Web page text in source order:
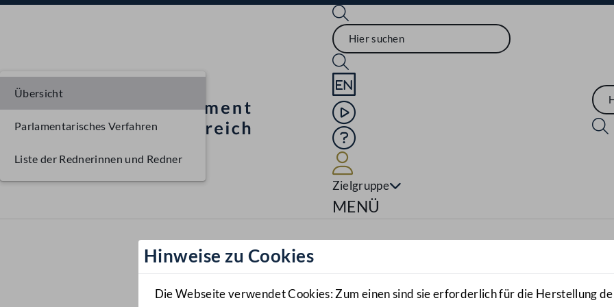
Sprache English
Mediathek
Hilfe
Zielgruppe
Navigationsmenü öffnen
MENÜ
Hinweise zu Cookies
Die Webseite verwendet Cookies: Zum einen sind sie erforderlich für die Herstellung
Übersicht
Parlamentarisches Verfahren
Liste der Rednerinnen und Redner